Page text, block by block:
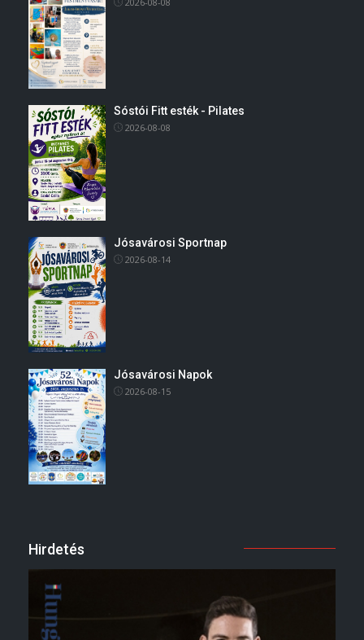
Sóstói Fitt esték - Pilates
2026-08-08
Jósavárosi Sportnap
2026-08-14
Jósavárosi Napok
2026-08-15
Hirdetés